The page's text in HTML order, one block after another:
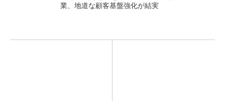
業、地道な顧客基盤強化が結実